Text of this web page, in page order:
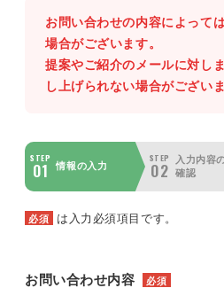
お問い合わせの内容によって
場合がございます。
提案やご紹介のメールに対し
し上げられない場合がございま
STEP
01 情報の入力
STEP
02
入力内容
確認
必須 は入力必須項目です。
お問い合わせ内容 必須